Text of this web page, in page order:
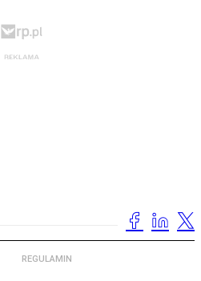
REGULAMIN